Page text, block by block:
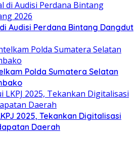
Audisi Perdana Bintang Dangdut
Polda Sumatera Selatan
2025, Tekankan Digitalisasi
Daerah